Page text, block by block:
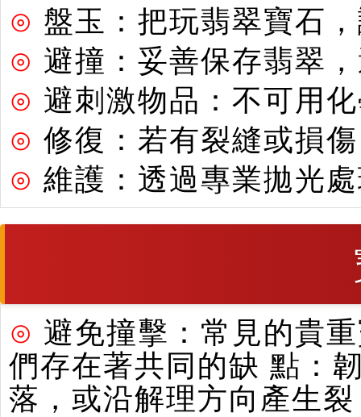
⊙ 盤玉：把玩翡翠寶石
⊙ 避撞：妥善保存翡翠
⊙ 避刺激物品：不可用
⊙ 修復：若有裂縫或損
⊙ 維護：透過專業拋光
⊙ 避免撞擊：常見的貴
們存在著共同的缺 點：
落，或沿解理方向產生